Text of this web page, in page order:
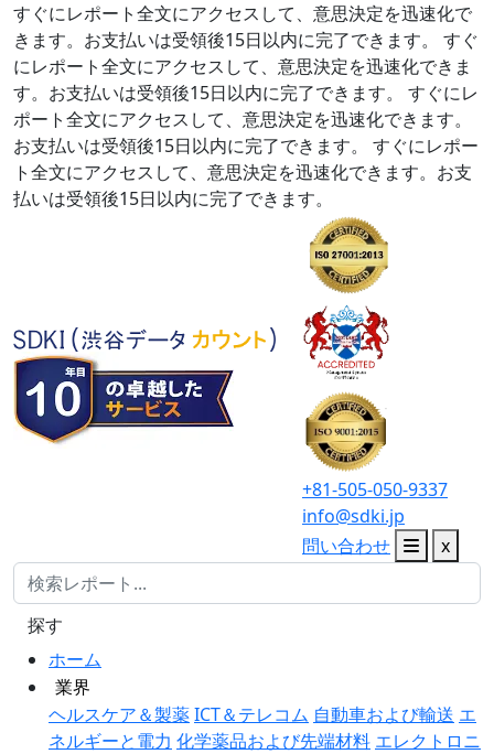
すぐにレポート全文にアクセスして、意思決定を迅速化で
きます。お支払いは受領後15日以内に完了できます。
すぐ
にレポート全文にアクセスして、意思決定を迅速化できま
す。お支払いは受領後15日以内に完了できます。
すぐにレ
ポート全文にアクセスして、意思決定を迅速化できます。
お支払いは受領後15日以内に完了できます。
すぐにレポー
ト全文にアクセスして、意思決定を迅速化できます。お支
払いは受領後15日以内に完了できます。
+81-505-050-9337
info@sdki.jp
問い合わせ
x
ホーム
業界
ヘルスケア＆製薬ICT＆テレコム 自動車および輸送 エ
ネルギーと電力 化学薬品および先端材料 エレクトロニ
探す